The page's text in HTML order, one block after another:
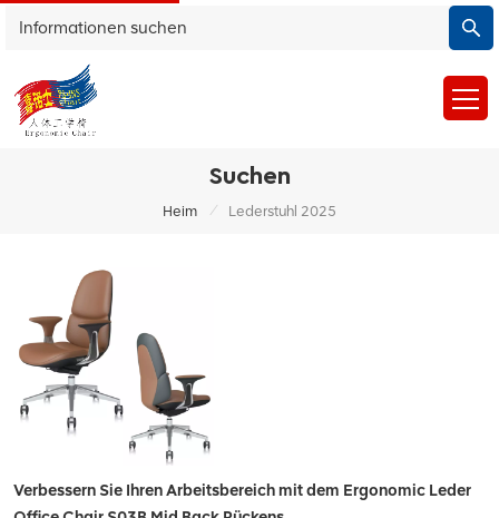
Suchen
Heim / Lederstuhl 2025
Verbessern Sie Ihren Arbeitsbereich mit dem Ergonomic Leder